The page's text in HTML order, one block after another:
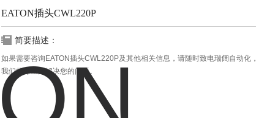
EATON插头CWL220P
简要描述：
如果需要咨询EATON插头CWL220P及其他相关信息，请随时致电瑞阔自动化，
我们将尽全力解决您的问题。